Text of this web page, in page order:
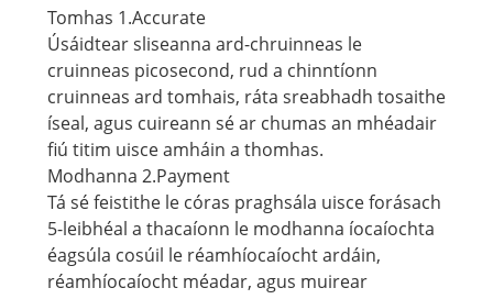
Tomhas 1.Accurate
Úsáidtear sliseanna ard-chruinneas le
cruinneas picosecond, rud a chinntíonn
cruinneas ard tomhais, ráta sreabhadh tosaithe
íseal, agus cuireann sé ar chumas an mhéadair
fiú titim uisce amháin a thomhas.
Modhanna 2.Payment
Tá sé feistithe le córas praghsála uisce forásach
5-leibhéal a thacaíonn le modhanna íocaíochta
éagsúla cosúil le réamhíocaíocht ardáin,
réamhíocaíocht méadar, agus muirear